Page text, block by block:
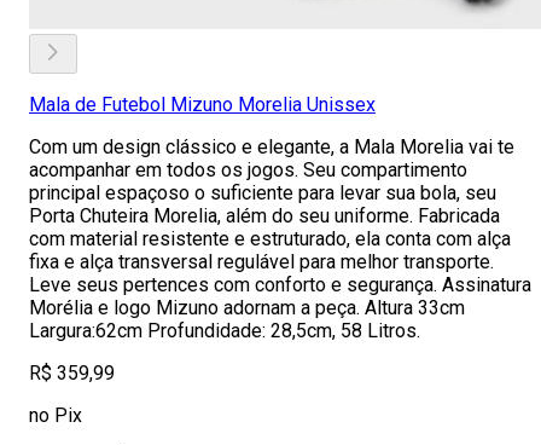
Mala de Futebol Mizuno Morelia Unissex
Com um design clássico e elegante, a Mala Morelia vai te
acompanhar em todos os jogos. Seu compartimento
principal espaçoso o suficiente para levar sua bola, seu
Porta Chuteira Morelia, além do seu uniforme. Fabricada
com material resistente e estruturado, ela conta com alça
fixa e alça transversal regulável para melhor transporte.
Leve seus pertences com conforto e segurança. Assinatura
Morélia e logo Mizuno adornam a peça. Altura 33cm
Largura:62cm Profundidade: 28,5cm, 58 Litros.
R$ 359,99
no Pix